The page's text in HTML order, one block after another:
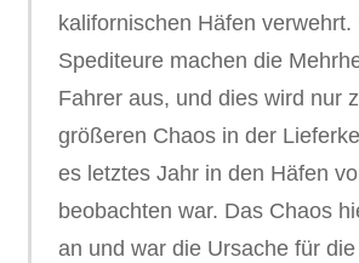
kalifornischen Häfen
Spediteure machen die
Fahrer aus, und dies wird nur
größeren Chaos in der
es letztes Jahr in den Häfen
beobachten war. Das Chaos
an und war die Ursache für